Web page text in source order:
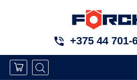
+375 44 701-